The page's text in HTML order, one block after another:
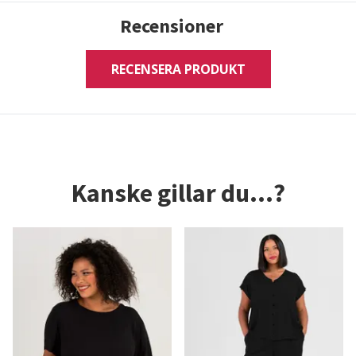
Recensioner
RECENSERA PRODUKT
Kanske gillar du...?